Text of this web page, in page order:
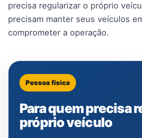
precisa regularizar o próprio
precisam manter seus veículos
comprometer a operação.
Pessoa física
Para quem precisa
próprio veículo